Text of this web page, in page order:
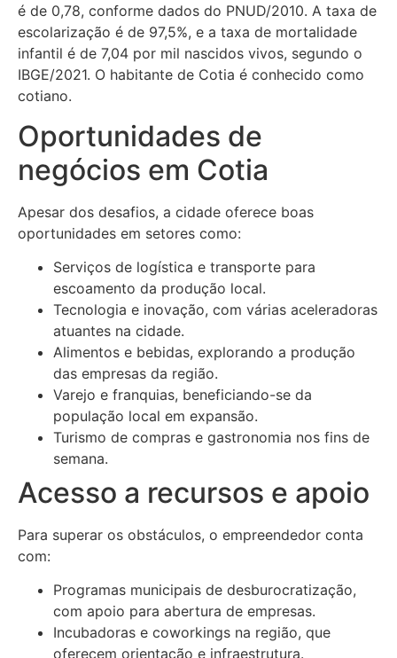
é de 0,78, conforme dados do PNUD/2010. A taxa de
escolarização é de 97,5%, e a taxa de mortalidade
infantil é de 7,04 por mil nascidos vivos, segundo o
IBGE/2021. O habitante de Cotia é conhecido como
cotiano.
Oportunidades de
negócios em Cotia
Apesar dos desafios, a cidade oferece boas
oportunidades em setores como:
Serviços de logística e transporte para
escoamento da produção local.
Tecnologia e inovação, com várias aceleradoras
atuantes na cidade.
Alimentos e bebidas, explorando a produção
das empresas da região.
Varejo e franquias, beneficiando-se da
população local em expansão.
Turismo de compras e gastronomia nos fins de
semana.
Acesso a recursos e apoio
Para superar os obstáculos, o empreendedor conta
com:
Programas municipais de desburocratização,
com apoio para abertura de empresas.
Incubadoras e coworkings na região, que
oferecem orientação e infraestrutura.